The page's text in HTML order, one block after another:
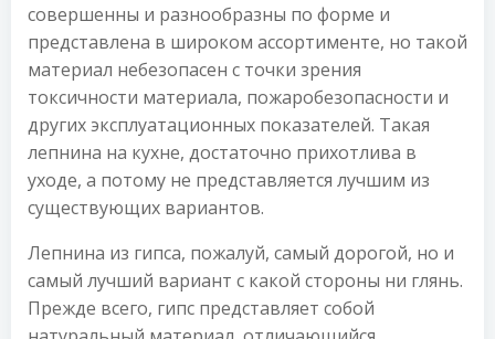
совершенны и разнообразны по форме и
представлена в широком ассортименте, но такой
материал небезопасен с точки зрения
токсичности материала, пожаробезопасности и
других эксплуатационных показателей. Такая
лепнина на кухне, достаточно прихотлива в
уходе, а потому не представляется лучшим из
существующих вариантов.
Лепнина из гипса, пожалуй, самый дорогой, но и
самый лучший вариант с какой стороны ни глянь.
Прежде всего, гипс представляет собой